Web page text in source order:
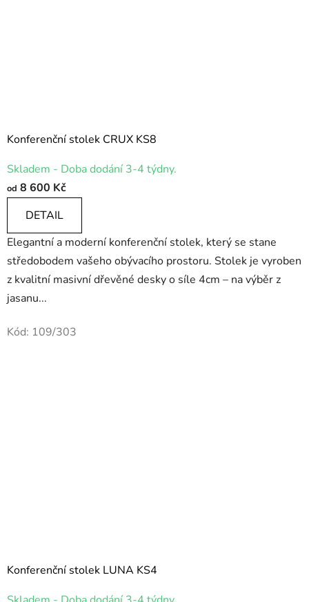
Konferenční stolek CRUX KS8
Skladem - Doba dodání 3-4 týdny.
od 8 600 Kč
DETAIL
Elegantní a moderní konferenční stolek, který se stane
středobodem vašeho obývacího prostoru. Stolek je vyroben
z kvalitní masivní dřevěné desky o síle 4cm – na výběr z
jasanu...
Kód: 109/303
Konferenční stolek LUNA KS4